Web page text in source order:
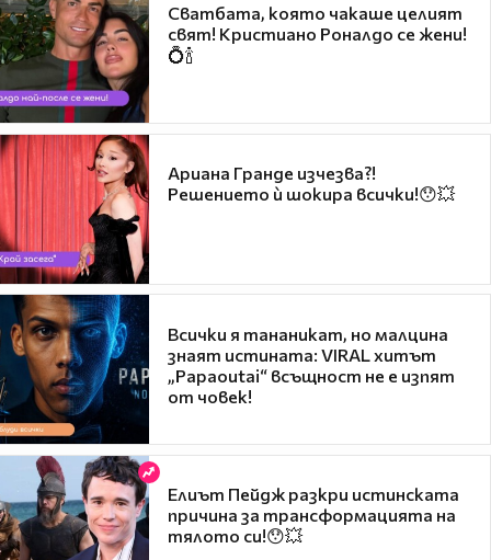
Сватбата, която чакаше целият
свят! Кристиано Роналдо се жени!
💍🍾
Ариана Гранде изчезва?!
Решението ѝ шокира всички!😯💥
Всички я тананикат, но малцина
знаят истината: VIRAL хитът
„Papaoutai“ всъщност не е изпят
от човек!
Елиът Пейдж разкри истинската
причина за трансформацията на
тялото си!😯💥